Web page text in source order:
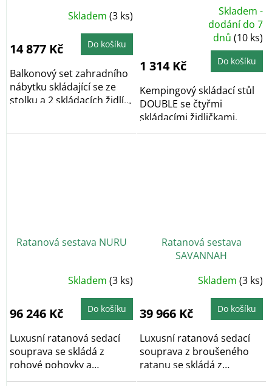
Skladem (3 ks)
14 877 Kč Do košíku
Balkonový set zahradního
nábytku skládající se ze
stolku a 2 skládacích židlí
4x židlička
z
5
hvězdiček.
Skladem -
dodání do 7
dnů(10 ks)
1 314 Kč Do košíku
Kempingový skládací stůl
DOUBLE se čtyřmi
skládacími židličkami.
Ratanová sestava NURU
Skladem (3 ks)
96 246 Kč Do košíku
Luxusní ratanová sedací
souprava se skládá z
rohové pohovky a
konferenčního...
Ratanová sestava
SAVANNAH
Skladem (3 ks)
39 966 Kč Do košíku
Luxusní ratanová sedací
souprava z broušeného
ratanu se skládá z
pohovky, 2 křesel...